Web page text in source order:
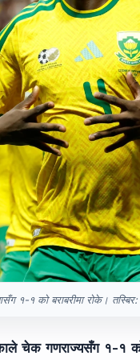
१-१ को बराबरीमा रोके। तस्बिर:
चेक गणराज्यसँग १-१